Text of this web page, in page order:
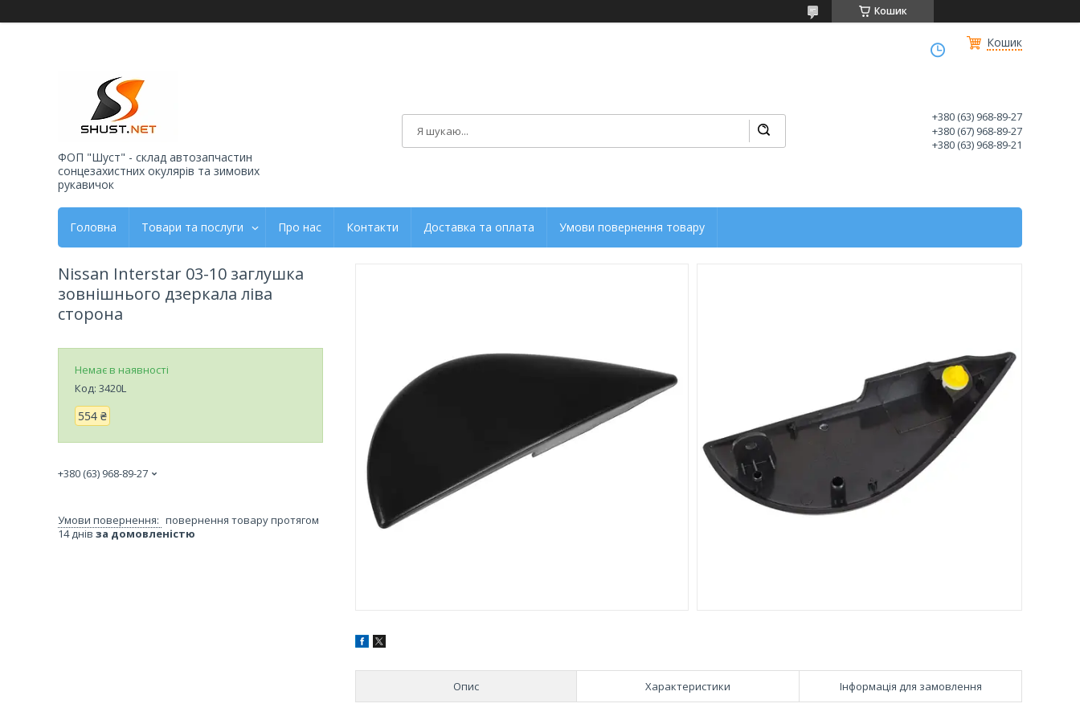
Кошик
Кошик
ФОП "Шуст" - склад автозапчастин
сонцезахистних окулярів та зимових
рукавичок
+380 (63) 968-89-27
+380 (67) 968-89-27
+380 (63) 968-89-21
Головна Товари та послуги Про нас Контакти Доставка та оплата Умови повернення товару
Опис Характеристики Інформація для замовлення
Nissan Interstar 03-10 заглушка
зовнішнього дзеркала ліва
сторона
Немає в наявності
Код: 3420L
554 ₴
+380 (63) 968-89-27
повернення товару протягом
14 днів за домовленістю